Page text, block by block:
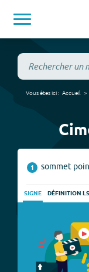
Vous êtes ici : Accueil
1 sommet
SIGNE DÉFINITION